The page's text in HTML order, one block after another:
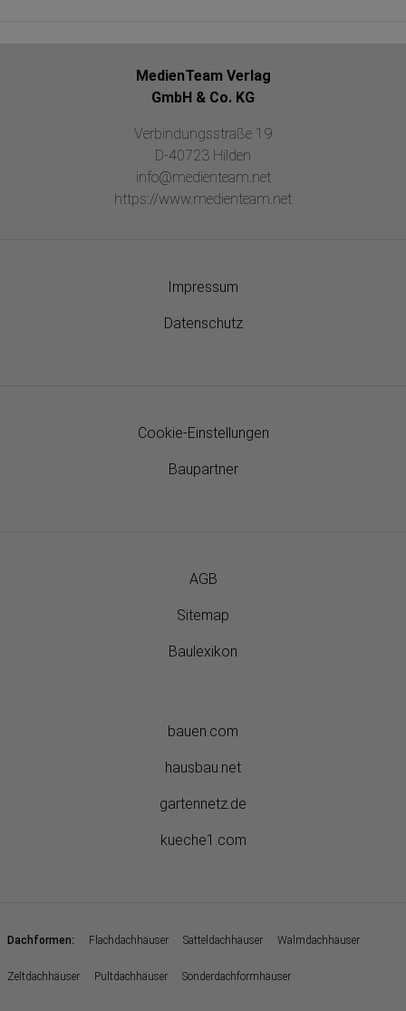
MedienTeam Verlag
GmbH & Co. KG
Verbindungsstraße 19
D-40723 Hilden
info@medienteam.net
https://www.medienteam.net
Impressum
Datenschutz
Cookie-Einstellungen
Baupartner
AGB
Sitemap
Baulexikon
bauen.com
hausbau.net
gartennetz.de
kueche1.com
Dachformen: Flachdachhäuser Satteldachhäuser Walmdachhäuser
Zeltdachhäuser Pultdachhäuser Sonderdachformhäuser